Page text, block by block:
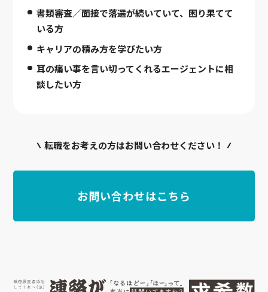
書類審査／面接で落選が続いていて、困り果てて
いる方
キャリアの積み方を学びたい方
耳の痛い事を言い切ってくれるエージェントに相
談したい方
転職をお考えの方はお問い合わせください！
お問い合わせはこちら